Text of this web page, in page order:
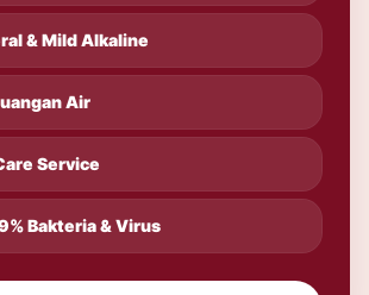
& Mild Alkaline
Air
Service
Bakteria & Virus